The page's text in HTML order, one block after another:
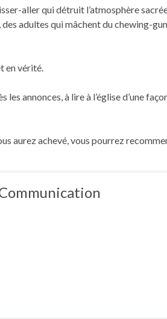
aller qui détruit l’atmosphère
adultes qui mâchent du chewing-
en vérité.
les annonces, à lire à l’église d’une
aurez achevé, vous pourrez